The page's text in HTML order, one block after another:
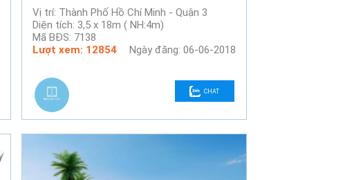
Vị trí: Thành Phố Hồ Chí Minh - Quận 3
Diện tích: 3,5 x 18m ( NH:4m)
Mã BĐS: 7138
Lượt xem: 12854
Ngày đăng: 06-06-2018
CHAT